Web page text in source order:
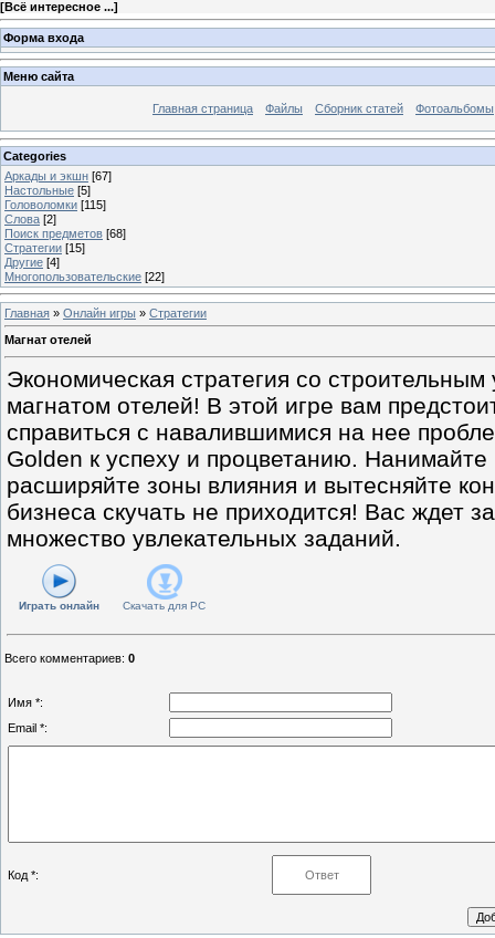
[Всё интересное ...]
Форма входа
Меню сайта
Главная страница Файлы Сборник статей Фотоальбомы
Categories
Аркады и экшн [67]
Настольные [5]
Головоломки [115]
Слова [2]
Поиск предметов [68]
Стратегии [15]
Другие [4]
Многопользовательские [22]
Главная » Онлайн игры » Стратегии
Магнат отелей
Экономическая стратегия со
магнатом отелей! В этой игре вам
справиться с навалившимися на нее
Golden к успеху и процветанию.
расширяйте зоны влияния и вытесняйте
бизнеса скучать не приходится! Вас ждет
множество увлекательных заданий.
Играть онлайн Скачать для PC
Всего комментариев: 0
Имя *:
Email *:
Код *: